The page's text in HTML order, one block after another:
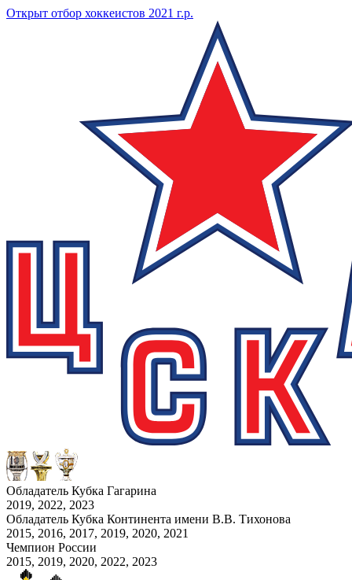
Открыт отбор хоккеистов 2021 г.р.
Обладатель Кубка Гагарина
2019, 2022, 2023
Обладатель Кубка Континента имени В.В. Тихонова
2015, 2016, 2017, 2019, 2020, 2021
Чемпион России
2015, 2019, 2020, 2022, 2023